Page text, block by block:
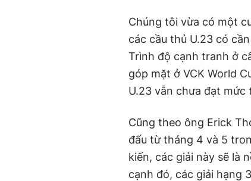
Chúng tôi vừa có một
các cầu thủ U.23 có
Trình độ cạnh tranh ở
góp mặt ở VCK World
U.23 vẫn chưa đạt mức
Cũng theo ông Erick
đấu từ tháng 4 và 5
kiến, các giải này sẽ là
cạnh đó, các giải hạng